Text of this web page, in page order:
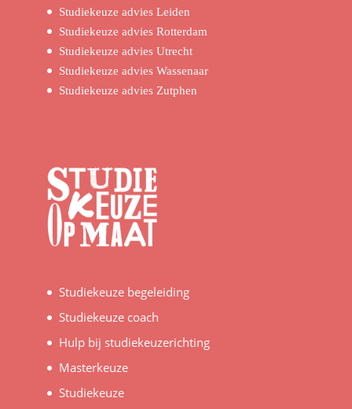
Studiekeuze advies Leiden
Studiekeuze advies Rotterdam
Studiekeuze advies Utrecht
Studiekeuze advies Wassenaar
Studiekeuze advies Zutphen
Studiekeuze begeleiding
Studiekeuze coach
Hulp bij studiekeuzerichting
Masterkeuze
Studiekeuze